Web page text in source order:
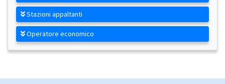
Stazioni appaltanti
Operatore economico